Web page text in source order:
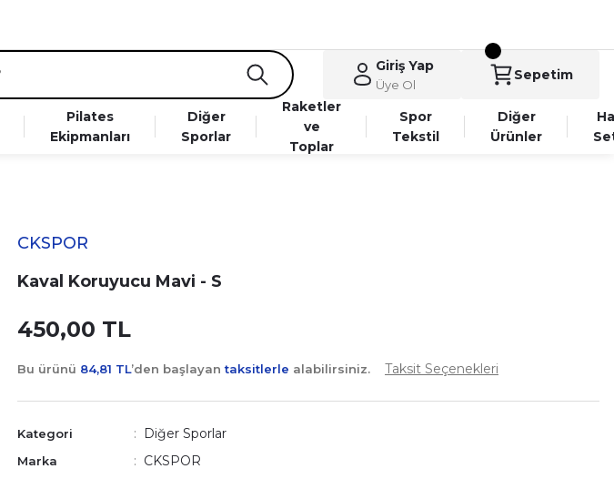
Giriş Yap
Üye Ol
Sepetim
Pilates
Ekipmanları
Diğer
Sporlar
Raketler
ve
Toplar
Spor
Tekstil
Diğer
Ürünler
CKSPOR
Kaval Koruyucu Mavi - S
450,00 TL
Bu ürünü 84,81 TL’den başlayantaksitlerle alabilirsiniz. Taksit Seçenekleri
Kategori Diğer Sporlar
Marka CKSPOR